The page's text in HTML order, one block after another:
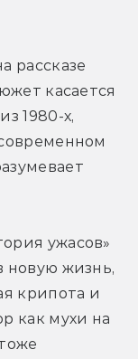
рассказе
касается
1980-х,
ужасов»
новую жизнь,
крипота и
как мухи на